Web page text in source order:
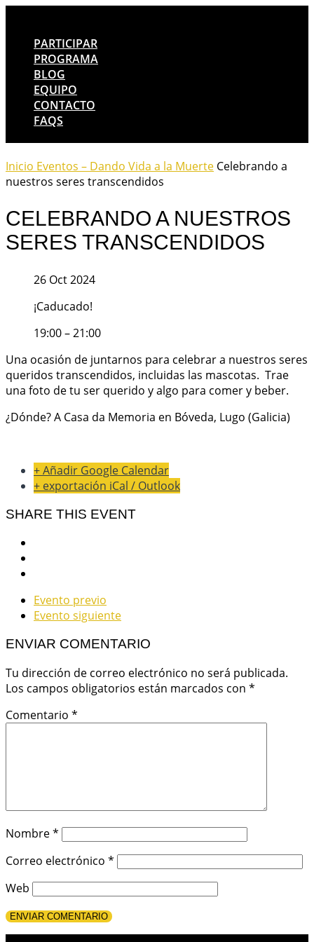
PARTICIPAR
PROGRAMA
BLOG
EQUIPO
CONTACTO
FAQS
Inicio Eventos – Dando Vida a la Muerte Celebrando a
nuestros seres transcendidos
CELEBRANDO A NUESTROS
SERES TRANSCENDIDOS
26 Oct 2024
¡Caducado!
19:00 – 21:00
Una ocasión de juntarnos para celebrar a nuestros seres
queridos transcendidos, incluidas las mascotas. Trae
una foto de tu ser querido y algo para comer y beber.
¿Dónde? A Casa da Memoria en Bóveda, Lugo (Galicia)
+ Añadir Google Calendar
+ exportación iCal / Outlook
SHARE THIS EVENT
Evento previo
Evento siguiente
ENVIAR COMENTARIO
Tu dirección de correo electrónico no será publicada.
Los campos obligatorios están marcados con *
Comentario *
Nombre*
Correo electrónico *
Web